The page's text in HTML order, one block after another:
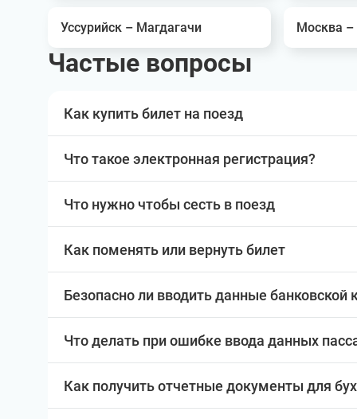
Уссурийск – Магдагачи Москва –
Частые вопросы
Как купить билет на поезд
Что такое электронная регистрация?
Что нужно чтобы сесть в поезд
Как поменять или вернуть билет
Безопасно ли вводить данные банковской
Что делать при ошибке ввода данных
Как получить отчетные документы для